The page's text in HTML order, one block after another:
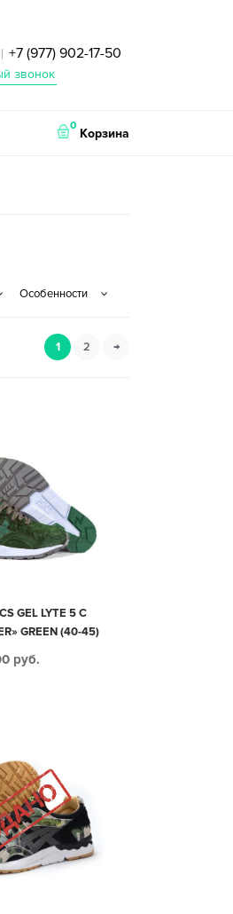
| +7 (977) 902-17-50
звонок
0
Корзина
1 2 →
GEL LYTE 5 С
GREEN (40-45)
руб.